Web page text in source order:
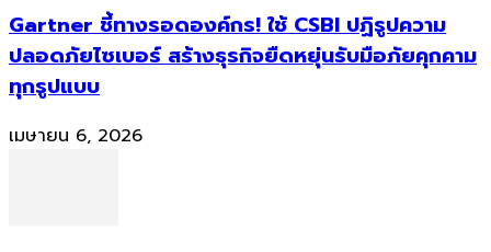
Gartner ชี้ทางรอดองค์กร! ใช้ CSBI ปฏิรูปความ
ปลอดภัยไซเบอร์ สร้างธุรกิจยืดหยุ่นรับมือภัยคุกคาม
ทุกรูปแบบ
เมษายน 6, 2026